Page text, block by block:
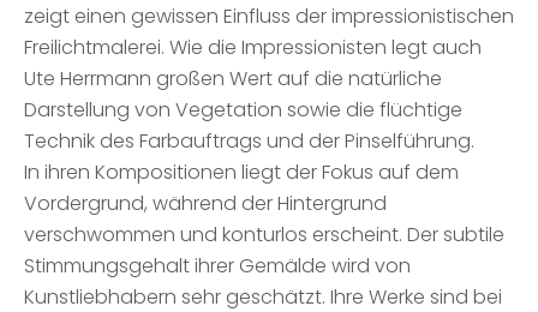
zeigt einen gewissen Einfluss der impressionistischen
Freilichtmalerei. Wie die Impressionisten legt auch
Ute Herrmann großen Wert auf die natürliche
Darstellung von Vegetation sowie die flüchtige
Technik des Farbauftrags und der Pinselführung.
In ihren Kompositionen liegt der Fokus auf dem
Vordergrund, während der Hintergrund
verschwommen und konturlos erscheint. Der subtile
Stimmungsgehalt ihrer Gemälde wird von
Kunstliebhabern sehr geschätzt. Ihre Werke sind bei